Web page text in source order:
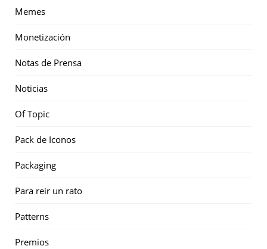
Memes
Monetización
Notas de Prensa
Noticias
Of Topic
Pack de Iconos
Packaging
Para reir un rato
Patterns
Premios